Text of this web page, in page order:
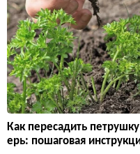
Как пересадить
ерь: пошаговая